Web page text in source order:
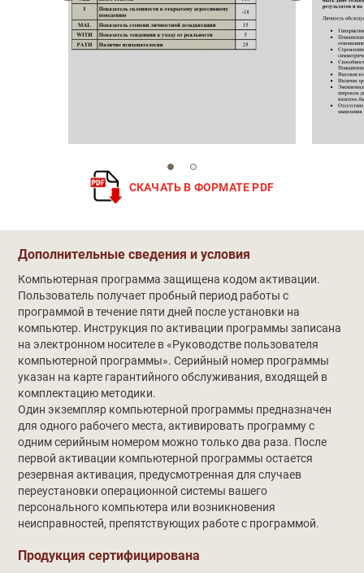
СКАЧАТЬ В ФОРМАТЕ PDF
Обучение
Дополнительные сведения и условия
Компьютерная программа защищена кодом активации.
Пользователь получает пробный период работы с
программой в течение пяти дней после установки на
компьютер. Инструкция по активации программы записана
на электронном носителе в «Руководстве пользователя
компьютерной программы». Серийный номер программы
указан на карте гарантийного обслуживания, входящей в
комплектацию методики.
Один экземпляр компьютерной программы предназначен
для одного рабочего места, активировать программу с
одним серийным номером можно только два раза. После
первой активации компьютерной программы остается
резервная активация, предусмотренная для случаев
переустановки операционной системы вашего
персонального компьютера или возникновения
неисправностей, препятствующих работе с программой.
Продукция сертифицирована